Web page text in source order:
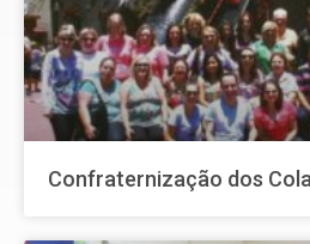
Confraternização dos